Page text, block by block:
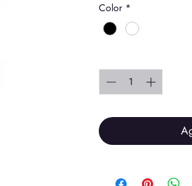
Color *